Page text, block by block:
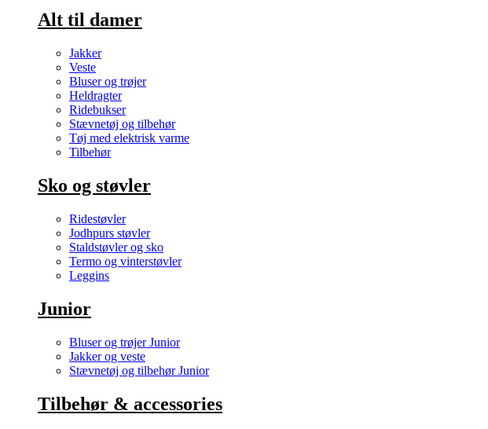
Alt til damer
Jakker
Veste
Bluser og trøjer
Heldragter
Ridebukser
Stævnetøj og tilbehør
Tøj med elektrisk varme
Tilbehør
Sko og støvler
Ridestøvler
Jodhpurs støvler
Staldstøvler og sko
Termo og vinterstøvler
Leggins
Junior
Bluser og trøjer Junior
Jakker og veste
Stævnetøj og tilbehør Junior
Tilbehør & accessories